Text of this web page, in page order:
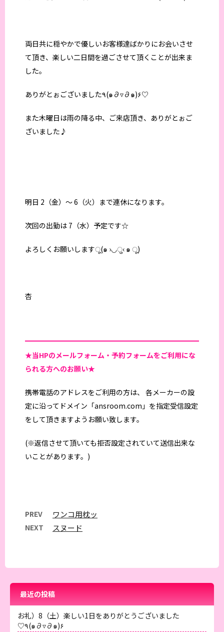
両日共に穏やかで優しいお客様達ばかりにお会いさせ
て頂き、楽しい二日間を過ごさせて頂くことが出来ま
した。
ありがとぉございました٩(๑∂▿∂๑)۶♡
また木曜日は雨の降る中、ご来店頂き、ありがとぉご
ざいました♪
明日 2（金）〜 6（火）まで連休になります。
次回の出勤は 7（水）予定です☆
よろしくお願いしますू(๑ ›◡ु‹ ๑ ू)
杏
★当HPのメールフォーム・予約フォームをご利用にな
られる方へのお願い★
携帯電話のアドレスをご利用の方は、 各メーカーの設
定に沿ってドメイン「ansroom.com」を指定受信設定
をして頂きますようお願い致します。
(※返信させて頂いても拒否設定されていて送信出来な
いことがあります。)
PREV ワンコ用枕ッ
NEXT スヌード
最近の投稿
お礼）8（土）楽しい1日をありがとうございました
♡٩(๑∂▿∂๑)۶